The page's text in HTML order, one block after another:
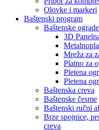
Olovke i markeri
Baštenski program
Baštenske
3D
Mreža za
Platno za
Pletena
Pletena
Baštenska creva
Baštenske česme
Baštenski ručni
Brze spojnice,
creva